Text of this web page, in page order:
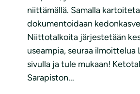
niittämällä. Samalla
dokumentoidaan
Niittotalkoita järjestetään
useampia, seuraa ilmoittelua
sivulla ja tule mukaan!
Sarapiston...